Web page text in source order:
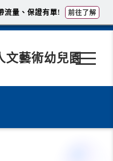
文藝術幼兒園
流量、保證有單! 前往了解